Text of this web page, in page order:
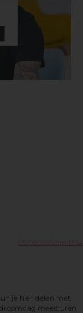
je hier delen met
meesturen